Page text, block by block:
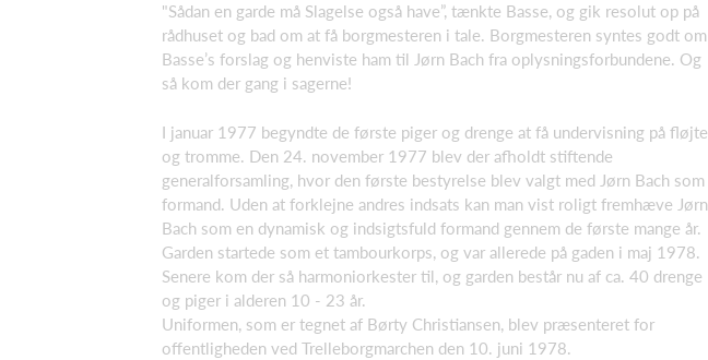
"Sådan en garde må Slagelse også have”, tænkte Basse, og gik resolut op på
rådhuset og bad om at få borgmesteren i tale. Borgmesteren syntes godt om
Basse’s forslag og henviste ham til Jørn Bach fra oplysningsforbundene. Og
så kom der gang i sagerne!
I januar 1977 begyndte de første piger og drenge at få undervisning på fløjte
og tromme. Den 24. november 1977 blev der afholdt stiftende
generalforsamling, hvor den første bestyrelse blev valgt med Jørn Bach som
formand. Uden at forklejne andres indsats kan man vist roligt fremhæve Jørn
Bach som en dynamisk og indsigtsfuld formand gennem de første mange år.
Garden startede som et tambourkorps, og var allerede på gaden i maj 1978.
Senere kom der så harmoniorkester til, og garden består nu af ca. 40 drenge
og piger i alderen 10 - 23 år.
Uniformen, som er tegnet af Børty Christiansen, blev præsenteret for
offentligheden ved Trelleborgmarchen den 10. juni 1978.